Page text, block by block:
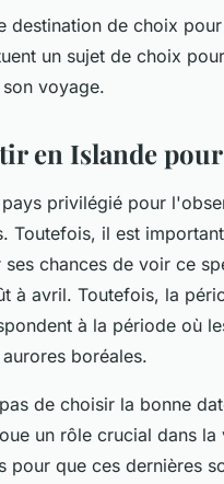
destination de choix
un sujet de choix
voyage.
en Islande
privilégié pour
Toutefois, il est
ses chances de voir ce
à avril. Toutefois, la
à la période où
boréales.
de choisir la bonne
un rôle crucial dans
pour que ces dernières